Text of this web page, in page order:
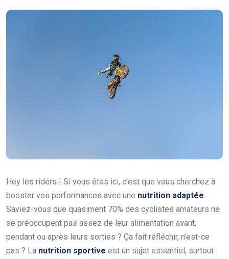
Hey les riders ! Si vous êtes ici, c’est que vous cherchez à
booster vos performances avec une nutrition adaptée.
Saviez-vous que quasiment 70% des cyclistes amateurs ne
se préoccupent pas assez de leur alimentation avant,
pendant ou après leurs sorties ? Ça fait réfléchir, n’est-ce
pas ? La nutrition sportive est un sujet essentiel, surtout